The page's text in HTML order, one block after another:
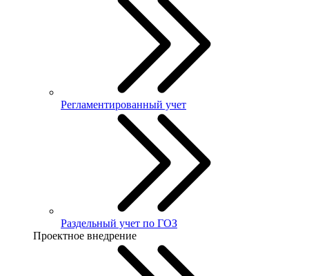
Регламентированный учет
Раздельный учет по ГОЗ
Проектное внедрение